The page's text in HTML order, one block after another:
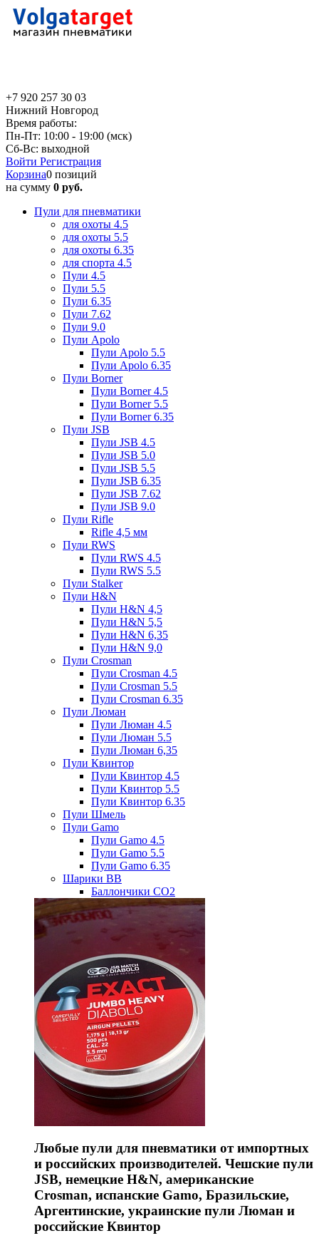
+7 920 257 30 03
Нижний Новгород
Время работы:
Пн-Пт: 10:00 - 19:00 (мск)
Сб-Вс: выходной
Войти Регистрация
Корзина0 позиций
на сумму 0 руб.
Пули для пневматики
для охоты 4.5
для охоты 5.5
для охоты 6.35
для спорта 4.5
Пули 4.5
Пули 5.5
Пули 6.35
Пули 7.62
Пули 9.0
Пули Apolo
Пули Apolo 5.5
Пули Apolo 6.35
Пули Borner
Пули Borner 4.5
Пули Borner 5.5
Пули Borner 6.35
Пули JSB
Пули JSB 4.5
Пули JSB 5.0
Пули JSB 5.5
Пули JSB 6.35
Пули JSB 7.62
Пули JSB 9.0
Пули Rifle
Rifle 4,5 мм
Пули RWS
Пули RWS 4.5
Пули RWS 5.5
Пули Stalker
Пули H&N
Пули H&N 4,5
Пули H&N 5,5
Пули H&N 6,35
Пули H&N 9,0
Пули Crosman
Пули Crosman 4.5
Пули Crosman 5.5
Пули Crosman 6.35
Пули Люман
Пули Люман 4.5
Пули Люман 5.5
Пули Люман 6,35
Пули Квинтор
Пули Квинтор 4.5
Пули Квинтор 5.5
Пули Квинтор 6.35
Пули Шмель
Пули Gamo
Пули Gamo 4.5
Пули Gamo 5.5
Пули Gamo 6.35
Шарики BB
Баллончики CO2
Любые пули для пневматики от импортных
и российских производителей. Чешские пули
JSB, немецкие H&N, американские
Crosman, испанские Gamo, Бразильские,
Аргентинские, украинские пули Люман и
российские Квинтор